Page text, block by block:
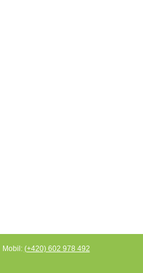
Mobil: (+420) 602 978 492